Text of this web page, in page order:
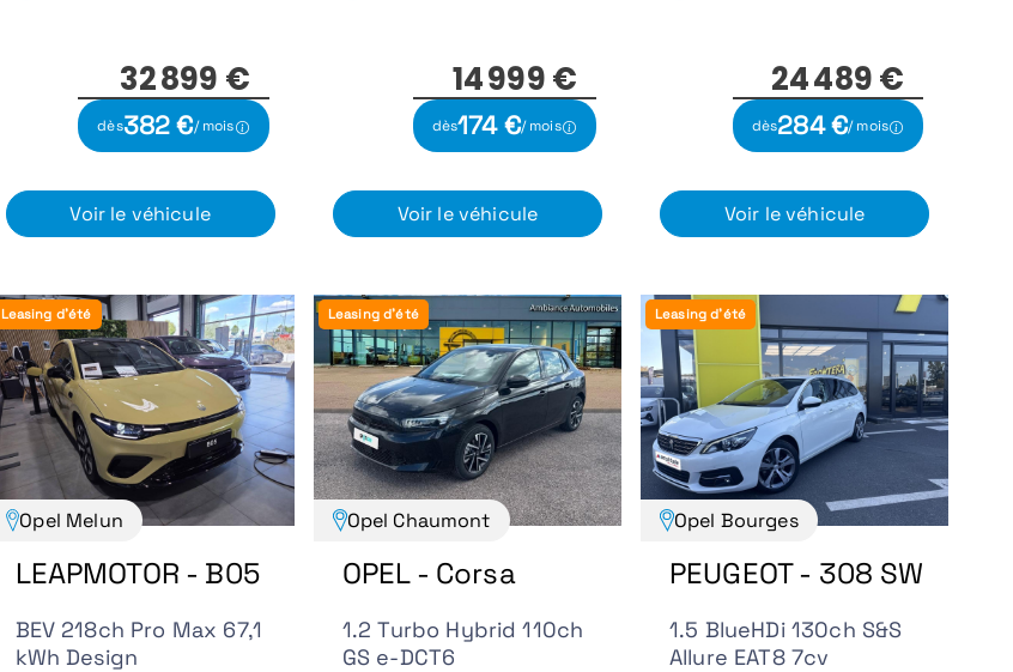
32 899 €
dès382 €/ mois
Voir le véhicule
14 999 €
dès174 €/ mois
Voir le véhicule
24 489 €
dès284 €/ mois
Voir le véhicule
Leasing d'été
Opel Melun
LEAPMOTOR - B05
BEV 218ch Pro Max 67,1
kWh Design
Leasing d'été
Opel Chaumont
OPEL - Corsa
1.2 Turbo Hybrid 110ch
GS e-DCT6
Leasing d'été
Opel Bourges
PEUGEOT - 308 SW
1.5 BlueHDi 130ch S&S
Allure EAT8 7cv